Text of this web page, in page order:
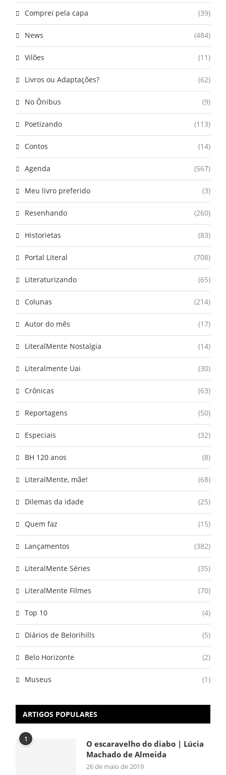
Comprei pela capa (39)
News (484)
Vilões (11)
Livros ou Adaptações? (62)
No Ônibus (9)
Poetizando (113)
Contos (14)
Agenda (567)
Meu livro preferido (3)
Resenhando (260)
Historietas (83)
Portal Literal (708)
Literaturizando (65)
Colunas (214)
Autor do mês (17)
LiteralMente Nostalgia (14)
Literalmente Uai (30)
Crônicas (63)
Reportagens (50)
Especiais (32)
BH 120 anos (8)
LiteralMente, mãe! (68)
Dilemas da idade (25)
Quem faz (15)
Lançamentos (382)
LiteralMente Séries (35)
LiteralMente Filmes (70)
Top 10 (4)
Diários de Belorihills (5)
Belo Horizonte (2)
Museus (1)
ARTIGOS POPULARES
1
O escaravelho do diabo | Lúcia
Machado de Almeida
26 de maio de 2019